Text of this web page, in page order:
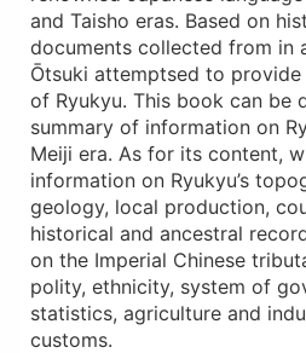
and Taisho eras. Based on
documents collected from in
Ōtsuki attemptsed to
of Ryukyu. This book can be
summary of information on
Meiji era. As for its content,
information on Ryukyu’s
geology, local production,
historical and ancestral
on the Imperial Chinese
polity, ethnicity, system of
statistics, agriculture and
customs.